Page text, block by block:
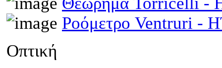
Ροόμετρο Ventruri -
Οπτική